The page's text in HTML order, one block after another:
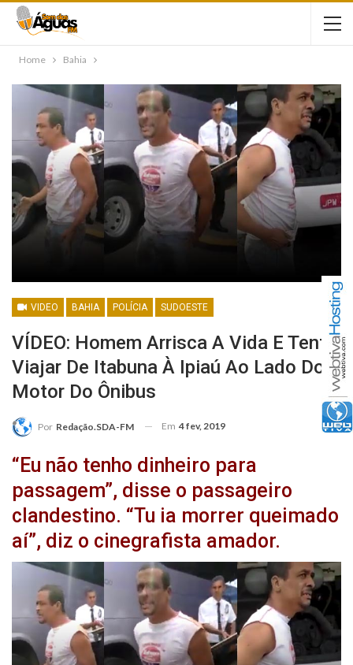
Home Bahia
VIDEO BAHIA POLÍCIA SUDOESTE
VÍDEO: Homem Arrisca A Vida E Tenta
Viajar De Itabuna À Ipiaú Ao Lado Do
Motor Do Ônibus
Por Redação.SDA-FM Em 4 fev, 2019
“Eu não tenho dinheiro para
passagem”, disse o passageiro
clandestino. “Tu ia morrer queimado
aí”, diz o cinegrafista amador.